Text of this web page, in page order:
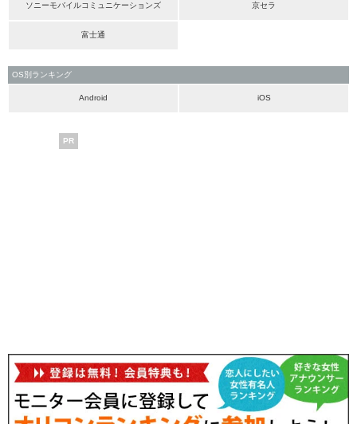
ソニーモバイルコミュニケーションズ 京セラ
富士通
OS別ランキング
Android iOS
PR